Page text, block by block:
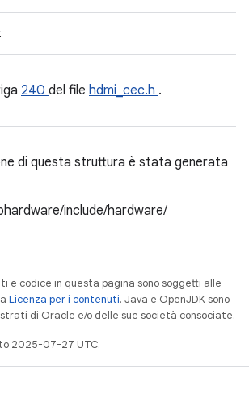
240 del file hdmi_cec.h .
di questa struttura è stata generata
include/hardware/
e codice in questa pagina sono soggetti alle
Licenza per i contenuti. Java e OpenJDK sono
di Oracle e/o delle sue società consociate.
2025-07-27 UTC.